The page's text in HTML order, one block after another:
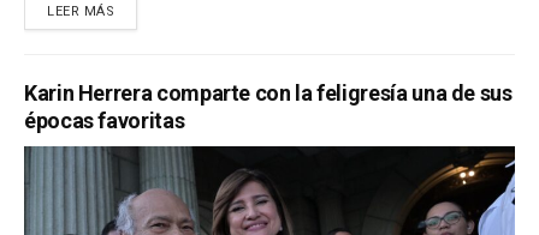
LEER MÁS
Karin Herrera comparte con la feligresía una de sus
épocas favoritas